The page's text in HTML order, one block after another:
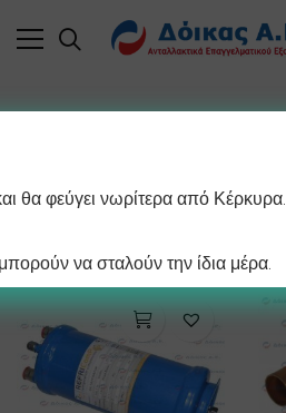
θα φεύγει νωρίτερα από Κέρκυρα.
να σταλούν την ίδια μέρα.